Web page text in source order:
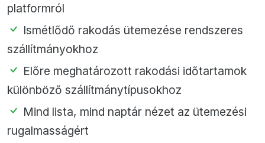
platformról
Ismétlődő rakodás ütemezése rendszeres
szállítmányokhoz
Előre meghatározott rakodási időtartamok
különböző szállítmánytípusokhoz
Mind lista, mind naptár nézet az ütemezési
rugalmasságért